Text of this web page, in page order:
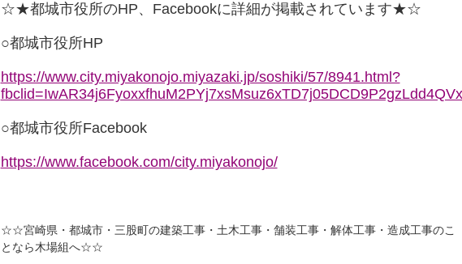
☆★都城市役所のHP、Facebookに詳細が掲載されています★☆
○都城市役所HP
https://www.city.miyakonojo.miyazaki.jp/soshiki/57/8941.html?
○都城市役所Facebook
https://www.facebook.com/city.miyakonojo/
☆☆宮崎県・都城市・三股町の建築工事・土木工事・舗装工事・解体工事・造成工事のこ
となら木場組へ☆☆